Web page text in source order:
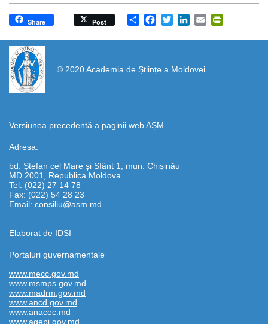
Share
Share Post Facebook
TwitterLinkedIn
Email
© 2020 Academia de Științe a Moldovei
Versiunea precedentă a paginii web AȘM
Adresa:
bd. Ștefan cel Mare și Sfânt 1, mun. Chișinău
MD 2001, Republica Moldova
Tel: (022) 27 14 78
Fax: (022) 54 28 23
Email: consiliu@asm.md
Elaborat de IDSI
https://propletenie.ru/
Portaluri guvernamentale
www.mecc.gov.md
www.msmps.gov.md
www.madrm.gov.md
www.ancd.gov.md
www.anacec.md
www.agepi.gov.md